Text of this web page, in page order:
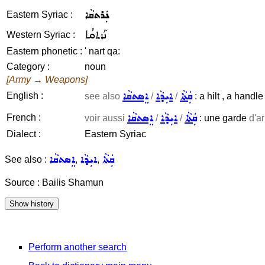
Eastern Syriac : ܢܲܪܬܩܵܐ
Western Syriac : ܢܰܪܬܩܳܐ
Eastern phonetic : ' nart qa:
Category :
noun
[Army → Weapons]
English :
see also ܐܸܣܬܩܵܐ/ܐܝܼܕܵܐ/ܩܲܬܵܐ: a hilt , a handle
French : voir aussi ܐܸܣܬܩܵܐ/ܐܝܼܕܵܐ/ܩܲܬܵܐ: une garde
Dialect :
Eastern Syriac
See also : ܐܸܣܬܩܵܐ, ܐܝܼܕܵܐ, ܩܲܬܵܐ
Source : Bailis Shamun
Perform another search